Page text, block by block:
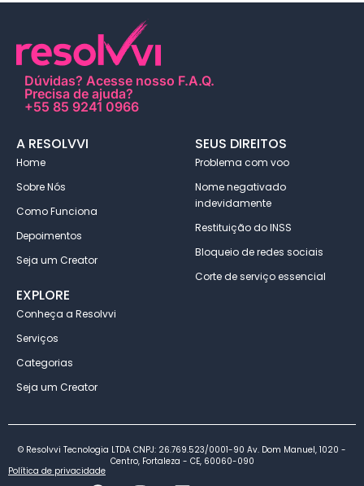
Dúvidas? Acesse nosso F.A.Q.
Precisa de ajuda?
+55 85 9241 0966
A RESOLVVI
Home
Sobre Nós
Como Funciona
Depoimentos
Seja um Creator
SEUS DIREITOS
Problema com voo
Nome negativado
indevidamente
Restituição do INSS
Bloqueio de redes sociais
Corte de serviço essencial
EXPLORE
Conheça a Resolvvi
Serviços
Categorias
Seja um Creator
© Resolvvi Tecnologia LTDA CNPJ: 26.769.523/0001-90 Av. Dom Manuel, 1020 -
Centro, Fortaleza - CE, 60060-090
Política de privacidade